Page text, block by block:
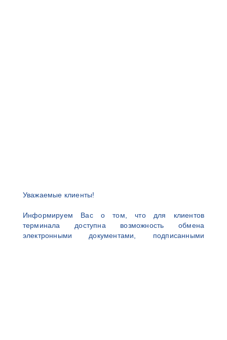
Уважаемые клиенты!
Информируем Вас о том, что для клиентов
терминала доступна возможность обмена
электронными документами, подписанными